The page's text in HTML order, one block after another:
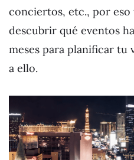
conciertos, etc., por eso
descubrir qué eventos
meses para planificar tu
a ello.